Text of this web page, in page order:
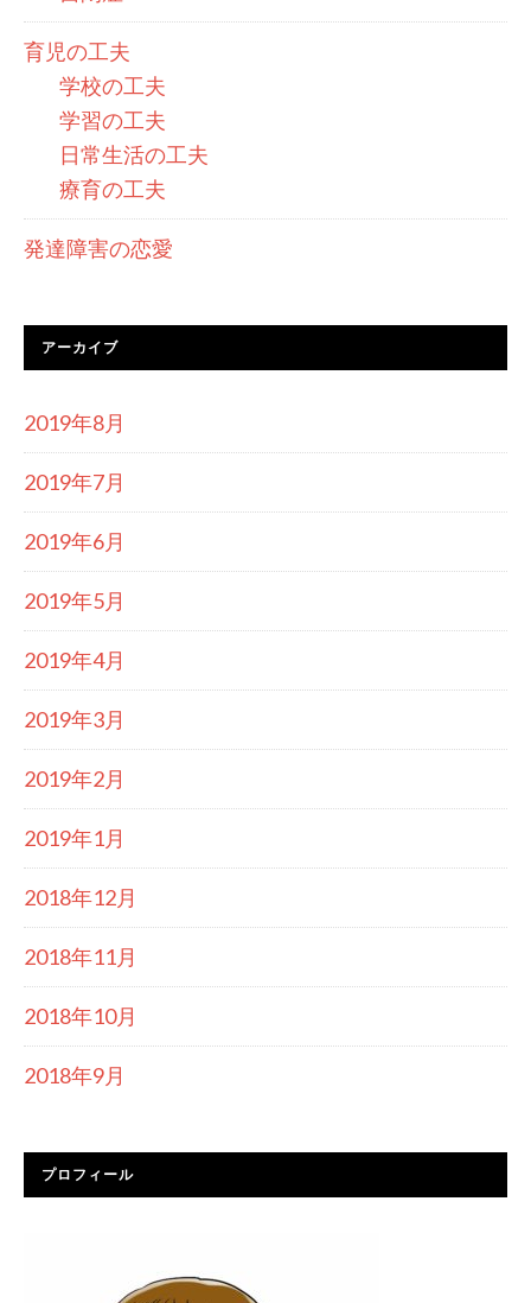
育児の工夫
学校の工夫
学習の工夫
日常生活の工夫
療育の工夫
発達障害の恋愛
アーカイブ
2019年8月
2019年7月
2019年6月
2019年5月
2019年4月
2019年3月
2019年2月
2019年1月
2018年12月
2018年11月
2018年10月
2018年9月
プロフィール